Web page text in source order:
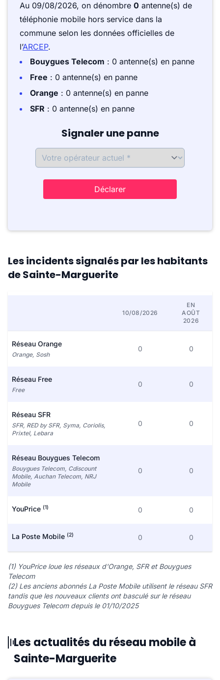
Au 09/08/2026, on dénombre 0 antenne(s) de
téléphonie mobile hors service dans la
commune selon les données officielles de
l’ARCEP.
Bouygues Telecom : 0 antenne(s) en panne
Free : 0 antenne(s) en panne
Orange : 0 antenne(s) en panne
SFR : 0 antenne(s) en panne
Signaler une panne
Déclarer
Les incidents signalés par les habitants
de Sainte-Marguerite
10/08/2026
EN
AOÛT
2026
Réseau Orange
Orange, Sosh
0 0
Réseau Free
Free
0 0
Réseau SFR
SFR, RED by SFR, Syma, Coriolis,
Prixtel, Lebara
0 0
Réseau Bouygues Telecom
Bouygues Telecom, Cdiscount
Mobile, Auchan Telecom, NRJ
Mobile
0 0
YouPrice (1) 0 0
La Poste Mobile (2) 0 0
(1) YouPrice loue les réseaux d'Orange, SFR et Bouygues
Telecom
(2) Les anciens abonnés La Poste Mobile utilisent le réseau SFR
tandis que les nouveaux clients ont basculé sur le réseau
Bouygues Telecom depuis le 01/10/2025
Les actualités du réseau mobile à
Sainte-Marguerite